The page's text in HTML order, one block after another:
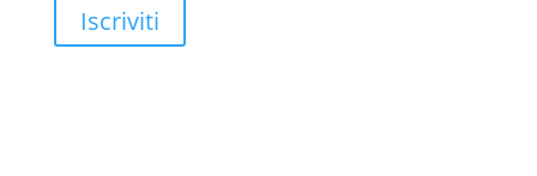
Iscriviti